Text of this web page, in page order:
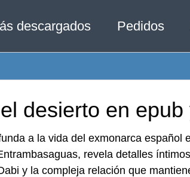
descargados Pedidos
desierto en epub
a la vida del exmonarca español
revela detalles
y la compleja relación que